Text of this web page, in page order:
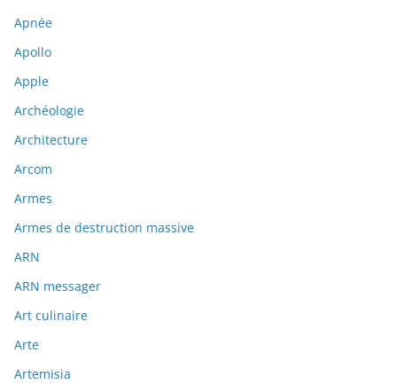
Apnée
Apollo
Apple
Archéologie
Architecture
Arcom
Armes
Armes de destruction massive
ARN
ARN messager
Art culinaire
Arte
Artemisia